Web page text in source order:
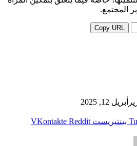
المجتمع.
Copy URL
أبريل 12, 2025
بينتيريست